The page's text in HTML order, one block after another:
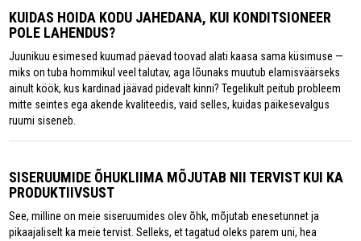
KUIDAS HOIDA KODU JAHEDANA, KUI KONDITSIONEER
POLE LAHENDUS?
Juunikuu esimesed kuumad päevad toovad alati kaasa sama küsimuse —
miks on tuba hommikul veel talutav, aga lõunaks muutub elamisväärseks
ainult köök, kus kardinad jäävad pidevalt kinni? Tegelikult peitub probleem
mitte seintes ega akende kvaliteedis, vaid selles, kuidas päikesevalgus
ruumi siseneb.
SISERUUMIDE ÕHUKLIIMA MÕJUTAB NII TERVIST KUI KA
PRODUKTIIVSUST
See, milline on meie siseruumides olev õhk, mõjutab enesetunnet ja
pikaajaliselt ka meie tervist. Selleks, et tagatud oleks parem uni, hea